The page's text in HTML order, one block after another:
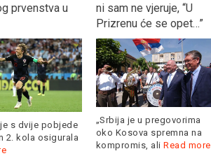
prvenstva u
s dvije pobjede
2. kola osigurala
ni sam ne vjeruje, “U
Prizrenu će se opet…”
„Srbija je u pregovorima
oko Kosova spremna na
kompromis, ali Read more